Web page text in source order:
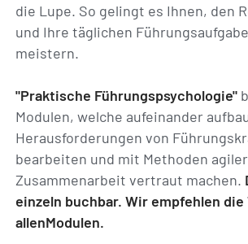
die Lupe. So gelingt es Ihnen, den
und Ihre täglichen
meistern.
"Praktische Führungspsychologie"
Modulen, welche aufeinander
Herausforderungen von
bearbeiten und mit Methoden agiler
Zusammenarbeit vertraut machen.
einzeln buchbar. Wir empfehlen die
allenModulen.